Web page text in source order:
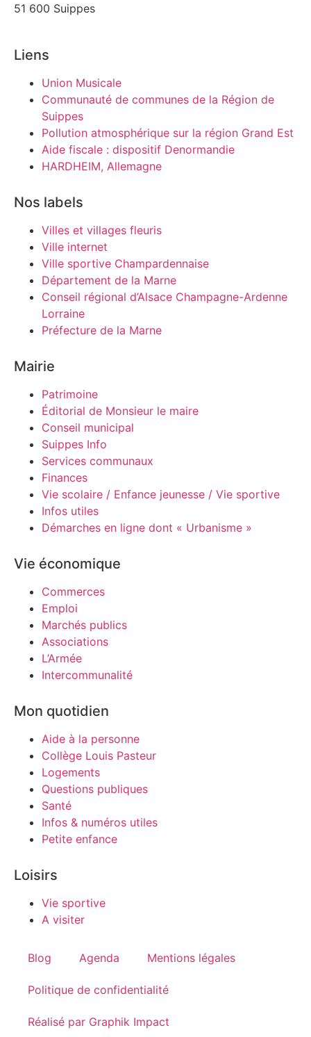
51 600 Suippes
Liens
Union Musicale
Communauté de communes de la Région de
Suippes
Pollution atmosphérique sur la région Grand Est
Aide fiscale : dispositif Denormandie
HARDHEIM, Allemagne
Nos labels
Villes et villages fleuris
Ville internet
Ville sportive Champardennaise
Département de la Marne
Conseil régional d’Alsace Champagne-Ardenne
Lorraine
Préfecture de la Marne
Mairie
Patrimoine
Éditorial de Monsieur le maire
Conseil municipal
Suippes Info
Services communaux
Finances
Vie scolaire / Enfance jeunesse / Vie sportive
Infos utiles
Démarches en ligne dont « Urbanisme »
Vie économique
Commerces
Emploi
Marchés publics
Associations
L’Armée
Intercommunalité
Mon quotidien
Aide à la personne
Collège Louis Pasteur
Logements
Questions publiques
Santé
Infos & numéros utiles
Petite enfance
Loisirs
Vie sportive
A visiter
Blog Agenda Mentions légales
Politique de confidentialité
Réalisé par Graphik Impact